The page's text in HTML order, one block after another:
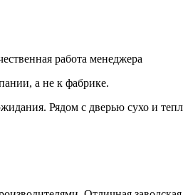
работа менеджера
а не к фабрике.
Рядом с дверью сухо и